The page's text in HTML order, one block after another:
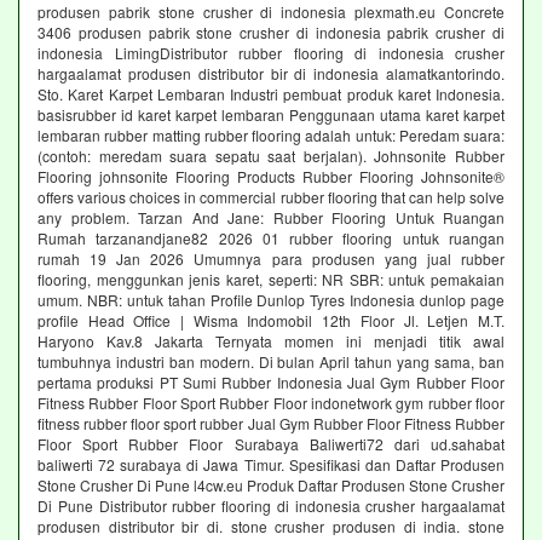
produsen pabrik stone crusher di indonesia plexmath.eu Concrete
3406 produsen pabrik stone crusher di indonesia pabrik crusher di
indonesia LimingDistributor rubber flooring di indonesia crusher
hargaalamat produsen distributor bir di indonesia alamatkantorindo.
Sto. Karet Karpet Lembaran Industri pembuat produk karet Indonesia.
basisrubber id karet karpet lembaran Penggunaan utama karet karpet
lembaran rubber matting rubber flooring adalah untuk: Peredam suara:
(contoh: meredam suara sepatu saat berjalan). Johnsonite Rubber
Flooring johnsonite Flooring Products Rubber Flooring Johnsonite®
offers various choices in commercial rubber flooring that can help solve
any problem. Tarzan And Jane: Rubber Flooring Untuk Ruangan
Rumah tarzanandjane82 2026 01 rubber flooring untuk ruangan
rumah 19 Jan 2026 Umumnya para produsen yang jual rubber
flooring, menggunkan jenis karet, seperti: NR SBR: untuk pemakaian
umum. NBR: untuk tahan Profile Dunlop Tyres Indonesia dunlop page
profile Head Office | Wisma Indomobil 12th Floor Jl. Letjen M.T.
Haryono Kav.8 Jakarta Ternyata momen ini menjadi titik awal
tumbuhnya industri ban modern. Di bulan April tahun yang sama, ban
pertama produksi PT Sumi Rubber Indonesia Jual Gym Rubber Floor
Fitness Rubber Floor Sport Rubber Floor indonetwork gym rubber floor
fitness rubber floor sport rubber Jual Gym Rubber Floor Fitness Rubber
Floor Sport Rubber Floor Surabaya Baliwerti72 dari ud.sahabat
baliwerti 72 surabaya di Jawa Timur. Spesifikasi dan Daftar Produsen
Stone Crusher Di Pune l4cw.eu Produk Daftar Produsen Stone Crusher
Di Pune Distributor rubber flooring di indonesia crusher hargaalamat
produsen distributor bir di. stone crusher produsen di india. stone